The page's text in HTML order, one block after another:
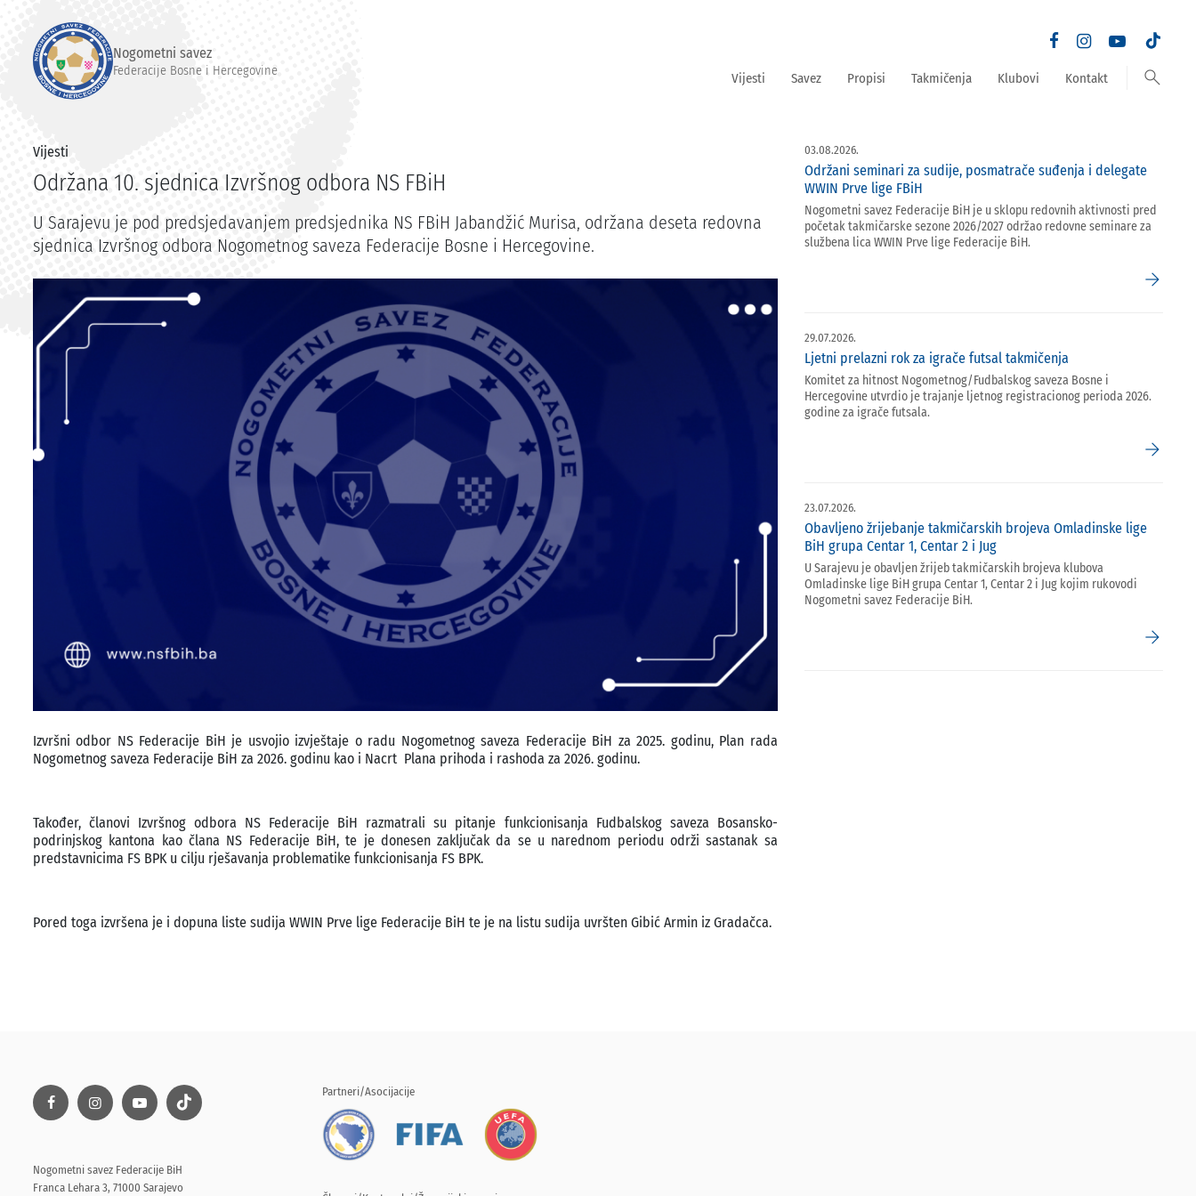
Nogometni savez
Federacije Bosne i Hercegovine Vijesti Savez Propisi Takmičenja Klubovi Kontakt search
Vijesti
Održana 10. sjednica Izvršnog odbora NS FBiH
U Sarajevu je pod predsjedavanjem predsjednika NS FBiH Jabandžić Murisa, održana deseta redovna
sjednica Izvršnog odbora Nogometnog saveza Federacije Bosne i Hercegovine.
Izvršni odbor NS Federacije BiH je usvojio izvještaje o radu Nogometnog saveza Federacije BiH za 2025. godinu, Plan rada
Nogometnog saveza Federacije BiH za 2026. godinu kao i Nacrt Plana prihoda i rashoda za 2026. godinu.
Također, članovi Izvršnog odbora NS Federacije BiH razmatrali su pitanje funkcionisanja Fudbalskog saveza Bosansko-
podrinjskog kantona kao člana NS Federacije BiH, te je donesen zaključak da se u narednom periodu održi sastanak sa
predstavnicima FS BPK u cilju rješavanja problematike funkcionisanja FS BPK.
Pored toga izvršena je i dopuna liste sudija WWIN Prve lige Federacije BiH te je na listu sudija uvršten Gibić Armin iz Gradačca.
03.08.2026.
Održani seminari za sudije, posmatrače suđenja i delegate
WWIN Prve lige FBiH
Nogometni savez Federacije BiH je u sklopu redovnih aktivnosti pred
početak takmičarske sezone 2026/2027 održao redovne seminare za
službena lica WWIN Prve lige Federacije BiH.
arrow_forward
29.07.2026.
Ljetni prelazni rok za igrače futsal takmičenja
Komitet za hitnost Nogometnog/Fudbalskog saveza Bosne i
Hercegovine utvrdio je trajanje ljetnog registracionog perioda 2026.
godine za igrače futsala.
arrow_forward
23.07.2026.
Obavljeno žrijebanje takmičarskih brojeva Omladinske lige
BiH grupa Centar 1, Centar 2 i Jug
U Sarajevu je obavljen žrijeb takmičarskih brojeva klubova
Omladinske lige BiH grupa Centar 1, Centar 2 i Jug kojim rukovodi
Nogometni savez Federacije BiH.
arrow_forward
Nogometni savez Federacije BiH
Franca Lehara 3, 71000 Sarajevo
Partneri/Asocijacije